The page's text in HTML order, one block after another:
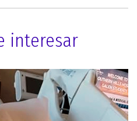
interesar